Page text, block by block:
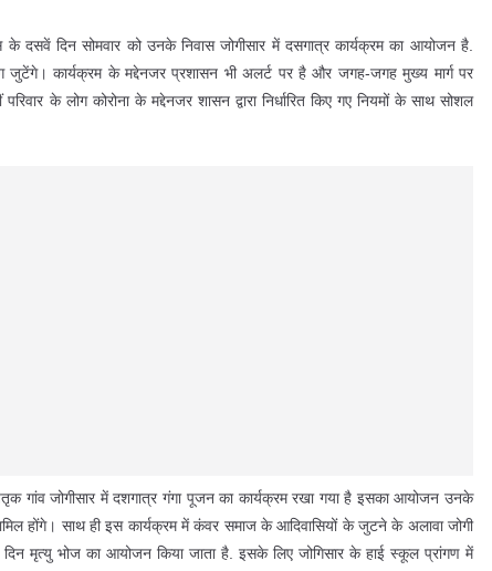
दसवें दिन सोमवार को उनके निवास जोगीसार में दसगात्र कार्यक्रम का आयोजन है.
कार्यक्रम के मद्देनजर प्रशासन भी अलर्ट पर है और जगह-जगह मुख्य मार्ग पर
के लोग कोरोना के मद्देनजर शासन द्वारा निर्धारित किए गए नियमों के साथ सोशल
गांव जोगीसार में दशगात्र गंगा पूजन का कार्यक्रम रखा गया है इसका आयोजन उनके
होंगे। साथ ही इस कार्यक्रम में कंवर समाज के आदिवासियों के जुटने के अलावा जोगी
मृत्यु भोज का आयोजन किया जाता है. इसके लिए जोगिसार के हाई स्कूल प्रांगण में